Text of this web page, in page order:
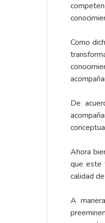
Como
De
Ahora
que este
calidad
A